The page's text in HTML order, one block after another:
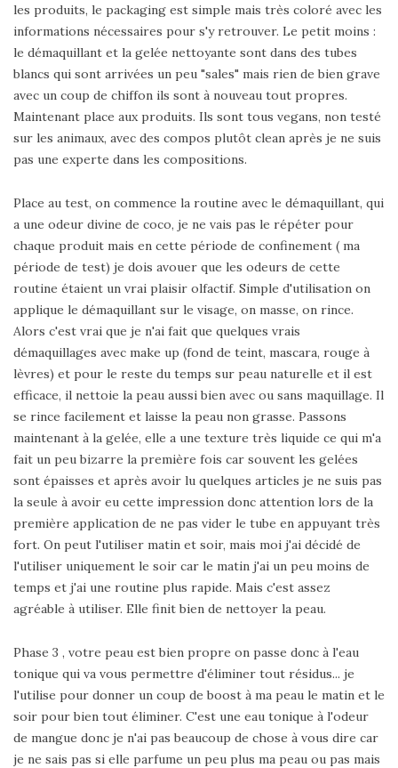
les produits, le packaging est simple mais très coloré avec les
informations nécessaires pour s'y retrouver. Le petit moins :
le démaquillant et la gelée nettoyante sont dans des tubes
blancs qui sont arrivées un peu "sales" mais rien de bien grave
avec un coup de chiffon ils sont à nouveau tout propres.
Maintenant place aux produits. Ils sont tous vegans, non testé
sur les animaux, avec des compos plutôt clean après je ne suis
pas une experte dans les compositions.
Place au test, on commence la routine avec le démaquillant, qui
a une odeur divine de coco, je ne vais pas le répéter pour
chaque produit mais en cette période de confinement ( ma
période de test) je dois avouer que les odeurs de cette
routine étaient un vrai plaisir olfactif. Simple d'utilisation on
applique le démaquillant sur le visage, on masse, on rince.
Alors c'est vrai que je n'ai fait que quelques vrais
démaquillages avec make up (fond de teint, mascara, rouge à
lèvres) et pour le reste du temps sur peau naturelle et il est
efficace, il nettoie la peau aussi bien avec ou sans maquillage. Il
se rince facilement et laisse la peau non grasse. Passons
maintenant à la gelée, elle a une texture très liquide ce qui m'a
fait un peu bizarre la première fois car souvent les gelées
sont épaisses et après avoir lu quelques articles je ne suis pas
la seule à avoir eu cette impression donc attention lors de la
première application de ne pas vider le tube en appuyant très
fort. On peut l'utiliser matin et soir, mais moi j'ai décidé de
l'utiliser uniquement le soir car le matin j'ai un peu moins de
temps et j'ai une routine plus rapide. Mais c'est assez
agréable à utiliser. Elle finit bien de nettoyer la peau.
Phase 3 , votre peau est bien propre on passe donc à l'eau
tonique qui va vous permettre d'éliminer tout résidus... je
l'utilise pour donner un coup de boost à ma peau le matin et le
soir pour bien tout éliminer. C'est une eau tonique à l'odeur
de mangue donc je n'ai pas beaucoup de chose à vous dire car
je ne sais pas si elle parfume un peu plus ma peau ou pas mais